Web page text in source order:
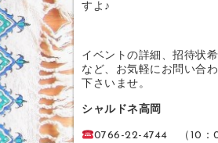
すよ♪
イベントの詳細、招待状
など、お気軽にお問い合
下さいませ。
シャルドネ高岡
0766-22-4744 （10：